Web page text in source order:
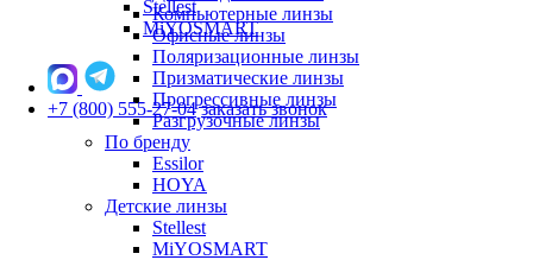
Компьютерные линзы
Офисные линзы
Поляризационные линзы
Призматические линзы
Прогрессивные линзы
Разгрузочные линзы
По бренду
Essilor
HOYA
Детские линзы
Stellest
MiYOSMART
Stellest
MiYOSMART
+7 (800) 555-27-04 заказать звонок